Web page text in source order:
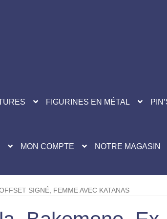
FIGURINES EN MÉTAL
MON COMPTE NOTRE MAGASIN
SIGNÉ, FEMME AVEC KATANAS